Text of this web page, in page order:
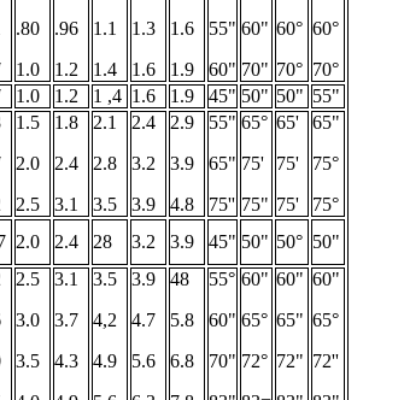
.80
1.0
.96
1.2
1.1
1.4
1.3
1.6
1.6
1.9
55"
60"
60"
70"
60°
70°
60°
70°
1.0 1.2 1 ,4 1.6 1.9 45" 50" 50" 55"
1.5
2.0
2.5
1.8
2.4
3.1
2.1
2.8
3.5
2.4
3.2
3.9
2.9
3.9
4.8
55"
65"
75''
65°
75'
75"
65'
75'
75'
65"
75°
75°
2.0 2.4 28 3.2 3.9 45" 50" 50° 50"
2.5
3.0
3.5
3.1
3.7
4.3
3.5
4,2
4.9
3.9
4.7
5.6
48
5.8
6.8
55°
60"
70"
60"
65°
72°
60"
65"
72"
60"
65°
72''